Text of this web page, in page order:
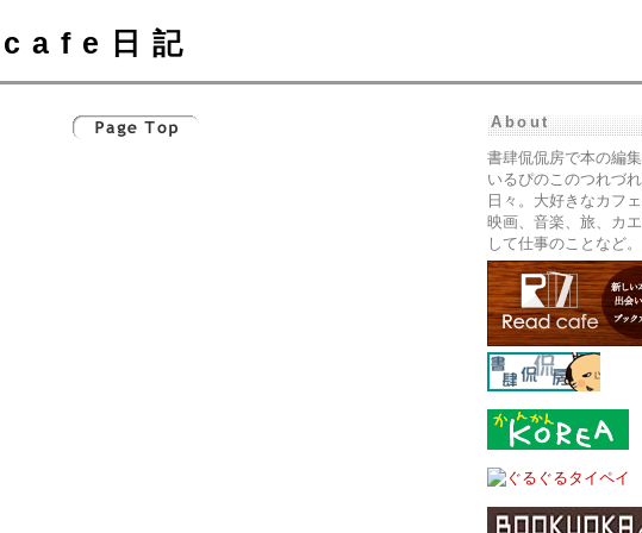
cafe日記
About
書肆侃侃房で本の編
いるぴのこのつれづ
日々。大好きなカフェ
映画、音楽、旅、カ
して仕事のことなど。